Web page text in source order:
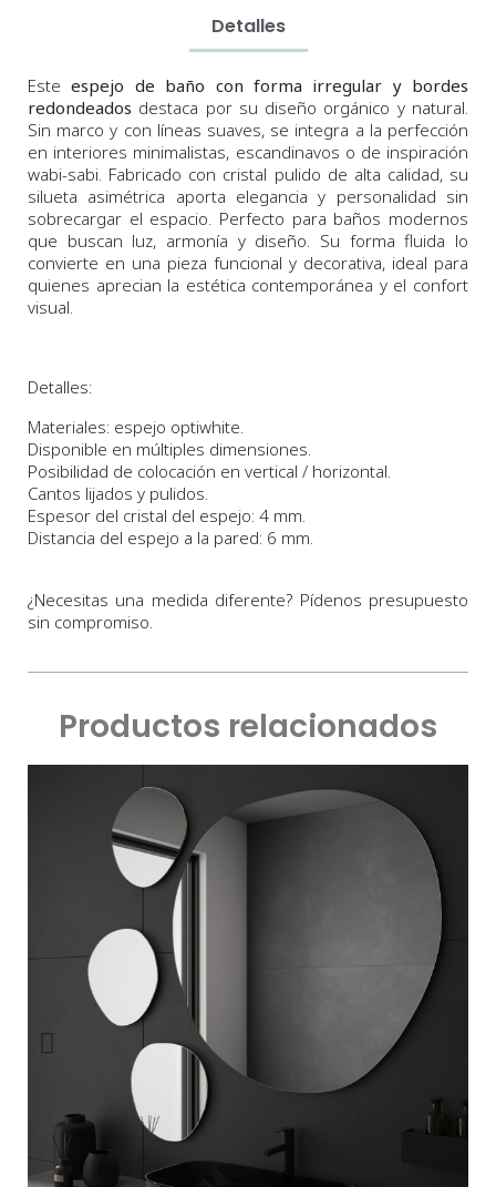
Detalles
Esteespejo de baño con forma irregular y bordes
redondeados destaca por su diseño orgánico y natural.
Sin marco y con líneas suaves, se integra a la perfección
en interiores minimalistas, escandinavos o de inspiración
wabi-sabi. Fabricado con cristal pulido de alta calidad, su
silueta asimétrica aporta elegancia y personalidad sin
sobrecargar el espacio. Perfecto para baños modernos
que buscan luz, armonía y diseño. Su forma fluida lo
convierte en una pieza funcional y decorativa, ideal para
quienes aprecian la estética contemporánea y el confort
visual.
Detalles:
Materiales: espejo optiwhite.
Disponible en múltiples dimensiones.
Posibilidad de colocación en vertical / horizontal.
Cantos lijados y pulidos.
Espesor del cristal del espejo: 4 mm.
Distancia del espejo a la pared: 6 mm.
¿Necesitas una medida diferente? Pídenos presupuesto
sin compromiso.
Productos relacionados